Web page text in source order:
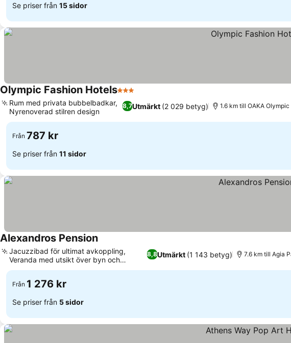
Se priser från 15 sidor
Olympic Fashion Hotels3 Stjärnor
8,7Utmärkt (2 029 betyg)
Rum med privata bubbelbadkar,
Nyrenoverad stilren design
1.6 km till OAKA
Från 787 kr
Se priser från 11 sidor
Alexandros Pension
8,8Utmärkt (1 143 betyg)
Jacuzzibad för ultimat avkoppling,
Veranda med utsikt över byn och
olivlunden
7.6 km till Agia
Från 1 276 kr
Se priser från 5 sidor